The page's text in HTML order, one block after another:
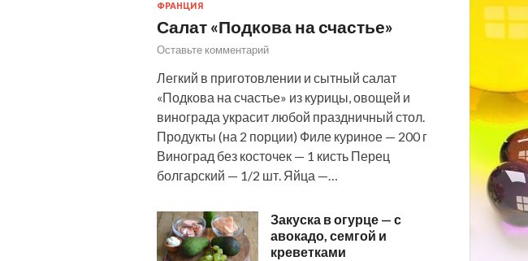
ФРАНЦИЯ
Салат «Подкова на счастье»
Оставьте комментарий
Легкий в приготовлении и сытный салат
«Подкова на счастье» из курицы, овощей и
винограда украсит любой праздничный стол.
Продукты (на 2 порции) Филе куриное — 200 г
Виноград без косточек — 1 кисть Перец
болгарский — 1/2 шт. Яйца —…
Закуска в огурце — с
авокадо, семгой и
креветками